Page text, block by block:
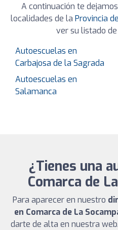
A continuación te
localidades de la Provincia
ver su listado
Autoescuelas en
Carbajosa de la Sagrada
Autoescuelas en
Salamanca
¿Tienes una
Comarca de
Para aparecer en nuestro
en Comarca de La
darte de alta en nuestra